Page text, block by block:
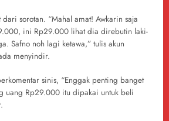
sorotan. “Mahal amat! Awkarin saja
ini Rp29.000 lihat dia direbutin laki-
Safno noh lagi ketawa,” tulis akun
menyindir.
sinis, “Enggak penting banget
uang Rp29.000 itu dipakai untuk beli